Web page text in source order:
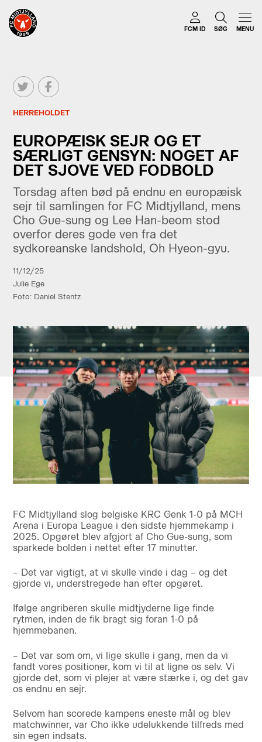
FCM ID SØG MENU
HERREHOLDET
EUROPÆISK SEJR OG ET
SÆRLIGT GENSYN: NOGET AF
DET SJOVE VED FODBOLD
Torsdag aften bød på endnu en europæisk
sejr til samlingen for FC Midtjylland, mens
Cho Gue-sung og Lee Han-beom stod
overfor deres gode ven fra det
sydkoreanske landshold, Oh Hyeon-gyu.
11/12/25
Julie Ege
Foto: Daniel Stentz
FC Midtjylland slog belgiske KRC Genk 1-0 på MCH
Arena i Europa League i den sidste hjemmekamp i
2025. Opgøret blev afgjort af Cho Gue-sung, som
sparkede bolden i nettet efter 17 minutter.
– Det var vigtigt, at vi skulle vinde i dag – og det
gjorde vi, understregede han efter opgøret.
Ifølge angriberen skulle midtjyderne lige finde
rytmen, inden de fik bragt sig foran 1-0 på
hjemmebanen.
– Det var som om, vi lige skulle i gang, men da vi
fandt vores positioner, kom vi til at ligne os selv. Vi
gjorde det, som vi plejer at være stærke i, og det gav
os endnu en sejr.
Selvom han scorede kampens eneste mål og blev
matchwinner, var Cho ikke udelukkende tilfreds med
sin egen indsats.